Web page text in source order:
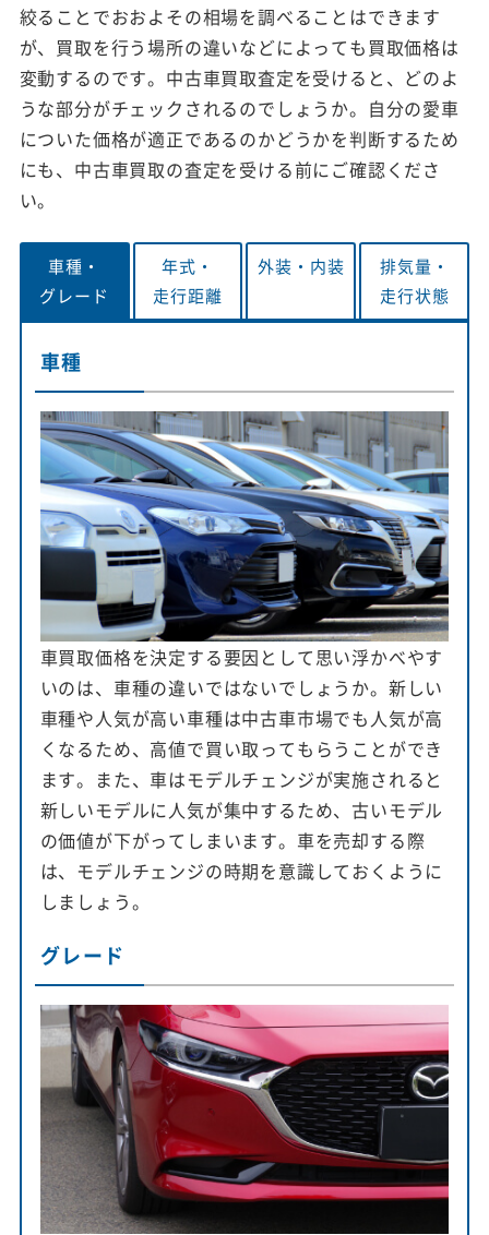
絞ることでおおよその相場を調べることはできます
が、買取を行う場所の違いなどによっても買取価格は
変動するのです。中古車買取査定を受けると、どのよ
うな部分がチェックされるのでしょうか。自分の愛車
についた価格が適正であるのかどうかを判断するため
にも、中古車買取の査定を受ける前にご確認くださ
い。
車種・
グレード
年式・
走行距離
外装・ 内装
排気量・
走行状態
車種
車買取価格を決定する要因として思い浮かべやす
いのは、車種の違いではないでしょうか。新しい
車種や人気が高い車種は中古車市場でも人気が高
くなるため、高値で買い取ってもらうことができ
ます。また、車はモデルチェンジが実施されると
新しいモデルに人気が集中するため、古いモデル
の価値が下がってしまいます。車を売却する際
は、モデルチェンジの時期を意識しておくように
しましょう。
グレード